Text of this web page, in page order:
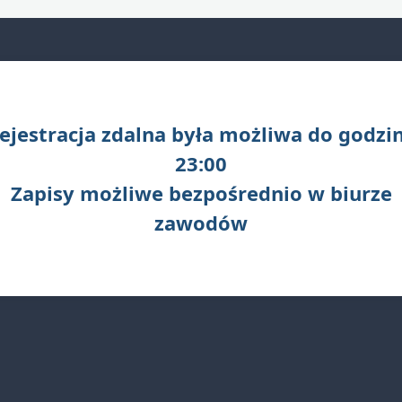
zdalna była możliwa do
23:00
Zapisy możliwe bezpośrednio w biurze
zawodów